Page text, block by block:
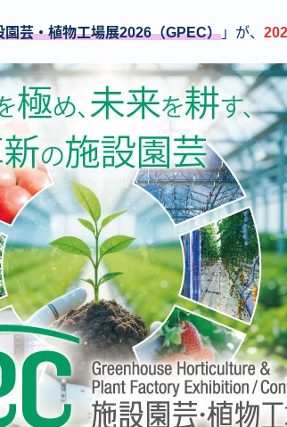
園芸・植物工場展2026（GPEC） 」が、